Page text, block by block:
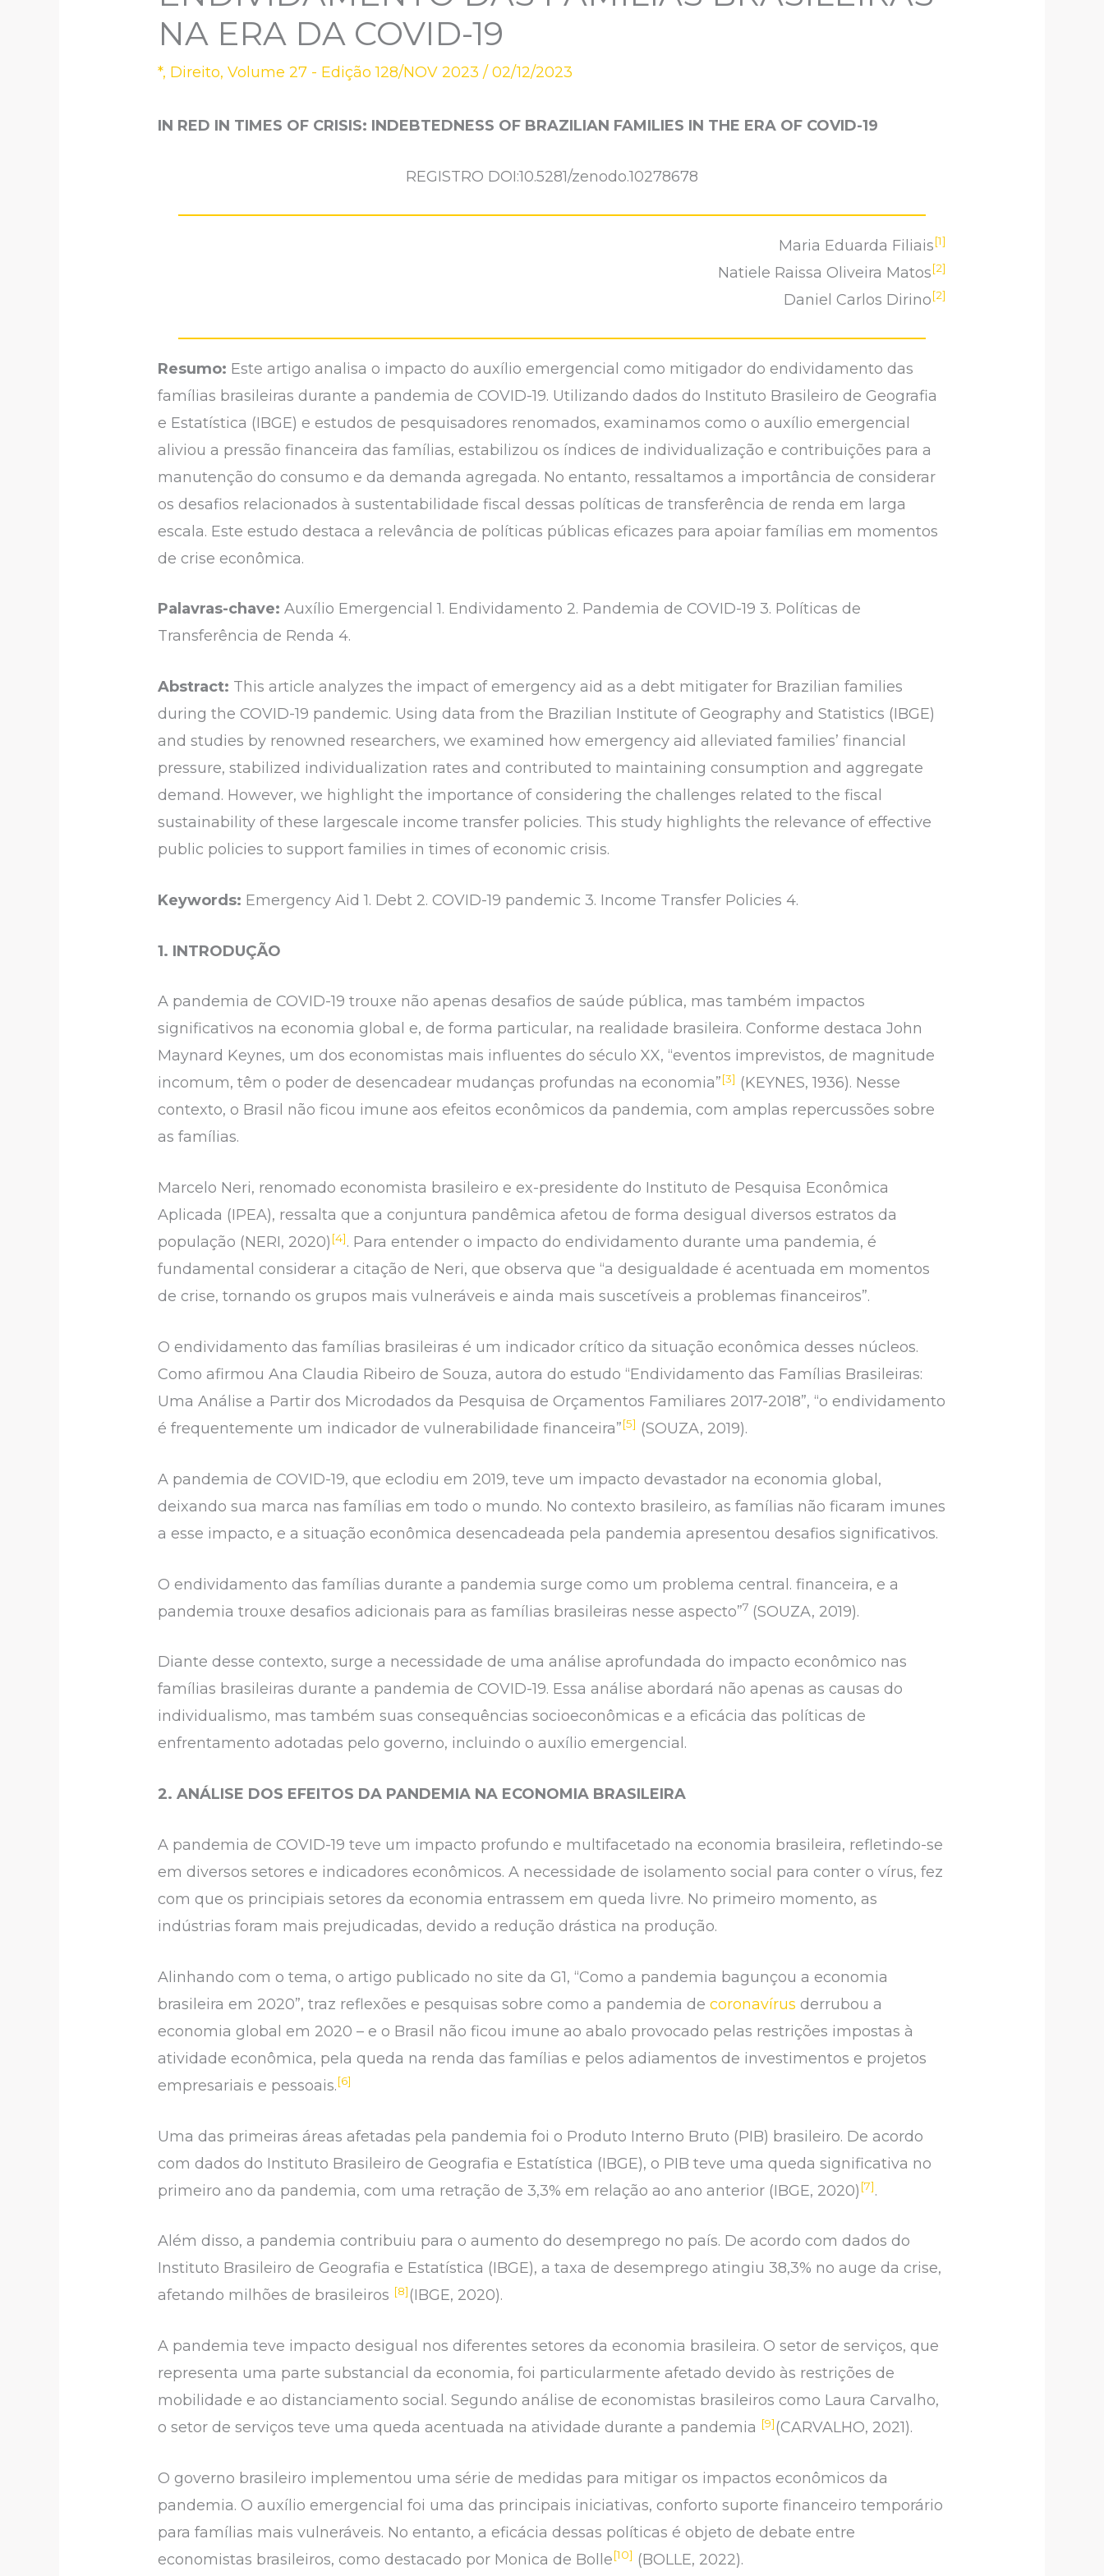
NA ERA DA COVID-19
*, Direito,Volume 27 - Edição 128/NOV 2023 /02/12/2023
IN RED IN TIMES OF CRISIS: INDEBTEDNESS OF BRAZILIAN FAMILIES IN THE ERA OF COVID-19
REGISTRO DOI:10.5281/zenodo.10278678
Maria Eduarda Filiais[1]
Natiele Raissa Oliveira Matos[2]
Daniel Carlos Dirino[2]
Resumo: Este artigo analisa o impacto do auxílio emergencial como mitigador do endividamento das
famílias brasileiras durante a pandemia de COVID-19. Utilizando dados do Instituto Brasileiro de Geografia
e Estatística (IBGE) e estudos de pesquisadores renomados, examinamos como o auxílio emergencial
aliviou a pressão financeira das famílias, estabilizou os índices de individualização e contribuições para a
manutenção do consumo e da demanda agregada. No entanto, ressaltamos a importância de considerar
os desafios relacionados à sustentabilidade fiscal dessas políticas de transferência de renda em larga
escala. Este estudo destaca a relevância de políticas públicas eficazes para apoiar famílias em momentos
de crise econômica.
Palavras-chave:Auxílio Emergencial 1. Endividamento 2. Pandemia de COVID-19 3. Políticas de
Transferência de Renda 4.
Abstract: This article analyzes the impact of emergency aid as a debt mitigater for Brazilian families
during the COVID-19 pandemic. Using data from the Brazilian Institute of Geography and Statistics (IBGE)
and studies by renowned researchers, we examined how emergency aid alleviated families’ financial
pressure, stabilized individualization rates and contributed to maintaining consumption and aggregate
demand. However, we highlight the importance of considering the challenges related to the fiscal
sustainability of these largescale income transfer policies. This study highlights the relevance of effective
public policies to support families in times of economic crisis.
Keywords: Emergency Aid 1. Debt 2. COVID-19 pandemic 3. Income Transfer Policies 4.
1. INTRODUÇÃO
A pandemia de COVID-19 trouxe não apenas desafios de saúde pública, mas também impactos
significativos na economia global e, de forma particular, na realidade brasileira. Conforme destaca John
Maynard Keynes, um dos economistas mais influentes do século XX, “eventos imprevistos, de magnitude
incomum, têm o poder de desencadear mudanças profundas na economia”[3] (KEYNES, 1936). Nesse
contexto, o Brasil não ficou imune aos efeitos econômicos da pandemia, com amplas repercussões sobre
as famílias.
Marcelo Neri, renomado economista brasileiro e ex-presidente do Instituto de Pesquisa Econômica
Aplicada (IPEA), ressalta que a conjuntura pandêmica afetou de forma desigual diversos estratos da
população (NERI, 2020) [4]. Para entender o impacto do endividamento durante uma pandemia, é
fundamental considerar a citação de Neri, que observa que “a desigualdade é acentuada em momentos
de crise, tornando os grupos mais vulneráveis e ainda mais suscetíveis a problemas financeiros”.
O endividamento das famílias brasileiras é um indicador crítico da situação econômica desses núcleos.
Como afirmou Ana Claudia Ribeiro de Souza, autora do estudo “Endividamento das Famílias Brasileiras:
Uma Análise a Partir dos Microdados da Pesquisa de Orçamentos Familiares 2017-2018”, “o endividamento
é frequentemente um indicador de vulnerabilidade financeira”[5] (SOUZA, 2019).
A pandemia de COVID-19, que eclodiu em 2019, teve um impacto devastador na economia global,
deixando sua marca nas famílias em todo o mundo. No contexto brasileiro, as famílias não ficaram imunes
a esse impacto, e a situação econômica desencadeada pela pandemia apresentou desafios significativos.
O endividamento das famílias durante a pandemia surge como um problema central. financeira, e a
pandemia trouxe desafios adicionais para as famílias brasileiras nesse aspecto”7 (SOUZA, 2019).
Diante desse contexto, surge a necessidade de uma análise aprofundada do impacto econômico nas
famílias brasileiras durante a pandemia de COVID-19. Essa análise abordará não apenas as causas do
individualismo, mas também suas consequências socioeconômicas e a eficácia das políticas de
enfrentamento adotadas pelo governo, incluindo o auxílio emergencial.
2. ANÁLISE DOS EFEITOS DA PANDEMIA NA ECONOMIA BRASILEIRA
A pandemia de COVID-19 teve um impacto profundo e multifacetado na economia brasileira, refletindo-se
em diversos setores e indicadores econômicos. A necessidade de isolamento social para conter o vírus, fez
com que os principiais setores da economia entrassem em queda livre. No primeiro momento, as
indústrias foram mais prejudicadas, devido a redução drástica na produção.
Alinhando com o tema, o artigo publicado no site da G1, “Como a pandemia bagunçou a economia
brasileira em 2020”, traz reflexões e pesquisas sobre como a pandemia de coronavírus derrubou a
economia global em 2020 – e o Brasil não ficou imune ao abalo provocado pelas restrições impostas à
atividade econômica, pela queda na renda das famílias e pelos adiamentos de investimentos e projetos
empresariais e pessoais.[6]
Uma das primeiras áreas afetadas pela pandemia foi o Produto Interno Bruto (PIB) brasileiro. De acordo
com dados do Instituto Brasileiro de Geografia e Estatística (IBGE), o PIB teve uma queda significativa no
primeiro ano da pandemia, com uma retração de 3,3% em relação ao ano anterior (IBGE, 2020) [7].
Além disso, a pandemia contribuiu para o aumento do desemprego no país. De acordo com dados do
Instituto Brasileiro de Geografia e Estatística (IBGE), a taxa de desemprego atingiu 38,3% no auge da crise,
afetando milhões de brasileiros [8](IBGE, 2020).
A pandemia teve impacto desigual nos diferentes setores da economia brasileira. O setor de serviços, que
representa uma parte substancial da economia, foi particularmente afetado devido às restrições de
mobilidade e ao distanciamento social. Segundo análise de economistas brasileiros como Laura Carvalho,
o setor de serviços teve uma queda acentuada na atividade durante a pandemia [9](CARVALHO, 2021).
O governo brasileiro implementou uma série de medidas para mitigar os impactos econômicos da
pandemia. O auxílio emergencial foi uma das principais iniciativas, conforto suporte financeiro temporário
para famílias mais vulneráveis. No entanto, a eficácia dessas políticas é objeto de debate entre
economistas brasileiros, como destacado por Monica de Bolle[10] (BOLLE, 2022).